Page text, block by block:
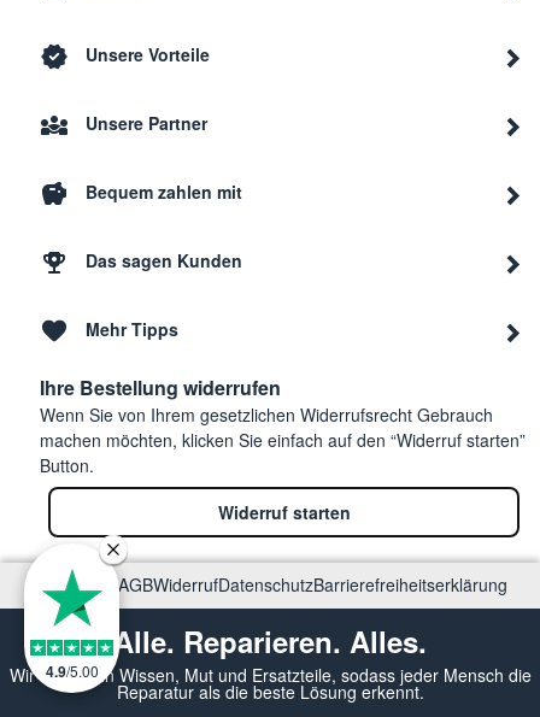
Unsere Vorteile
Unsere Partner
Bequem zahlen mit
Das sagen Kunden
Mehr Tipps
Ihre Bestellung widerrufen
Wenn Sie von Ihrem gesetzlichen Widerrufsrecht Gebrauch
machen möchten, klicken Sie einfach auf den “Widerruf starten”
Button.
Widerruf starten
ImpressumAGBWiderrufDatenschutzBarrierefreiheitserklärung
Alle. Reparieren. Alles.
Wir vermitteln Wissen, Mut und Ersatzteile, sodass jeder Mensch die
Reparatur als die beste Lösung erkennt.
4.9/5.00